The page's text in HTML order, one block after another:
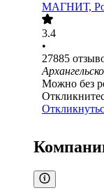
МАГНИТ,
3.4
•
27885
Можно без